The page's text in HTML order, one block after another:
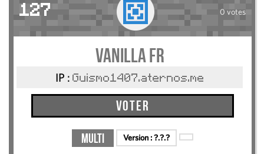
127 0 votes
vanilla fr
IP : Guismo1407.aternos.me
Voter
Multi Version :?.?.?